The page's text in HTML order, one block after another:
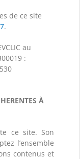
de ce site
.
au
:
À
ce site. Son
l’ensemble
contenus et